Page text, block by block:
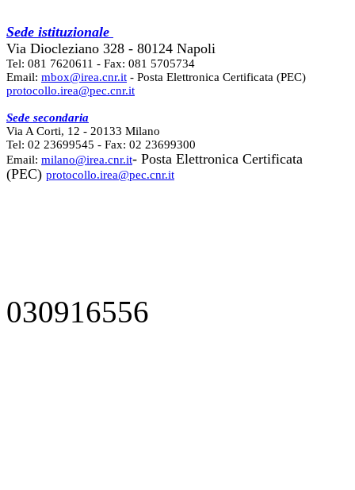
Sede istituzionale
Via Diocleziano 328 - 80124 Napoli
Tel: 081 7620611 - Fax: 081 5705734
Email: mbox@irea.cnr.it - Posta Elettronica Certificata (PEC)
protocollo.irea@pec.cnr.it
Sede secondaria
Via A Corti, 12 - 20133 Milano
Tel: 02 23699545 - Fax: 02 23699300
Email: milano@irea.cnr.it- Posta Elettronica Certificata
(PEC) protocollo.irea@pec.cnr.it
030916556